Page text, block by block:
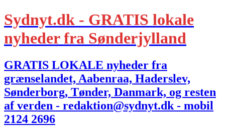
Sydnyt.dk - GRATIS lokale
nyheder fra Sønderjylland
GRATIS LOKALE nyheder fra
grænselandet, Aabenraa, Haderslev,
Sønderborg, Tønder, Danmark, og resten
af verden - redaktion@sydnyt.dk - mobil
2124 2696